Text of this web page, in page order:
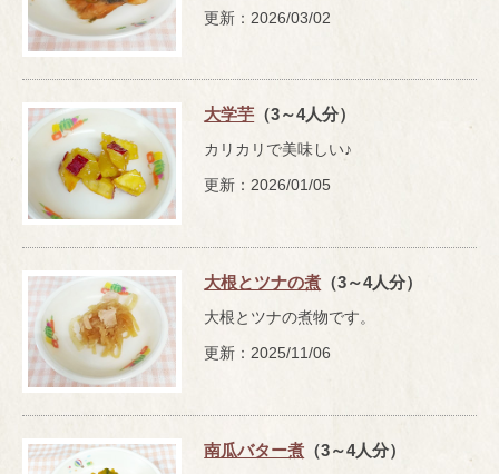
更新：2026/03/02
大学芋 （3～4人分）
カリカリで美味しい♪
更新：2026/01/05
大根とツナの煮 （3～4人分）
大根とツナの煮物です。
更新：2025/11/06
南瓜バター煮 （3～4人分）